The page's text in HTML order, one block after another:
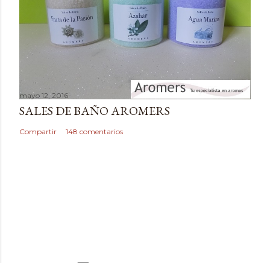
o
mayo 12, 2016
SALES DE BAÑO AROMERS
Compartir 148 comentarios